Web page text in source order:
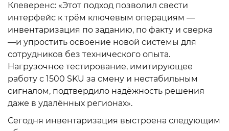
Клеверенс: «Этот подход позволил свести
интерфейс к трём ключевым операциям —
инвентаризация по заданию, по факту и сверка
—и упростить освоение новой системы для
сотрудников без технического опыта.
Нагрузочное тестирование, имитирующее
работу с 1500 SKU за смену и нестабильным
сигналом, подтвердило надёжность решения
даже в удалённых регионах».
Сегодня инвентаризация выстроена следующим